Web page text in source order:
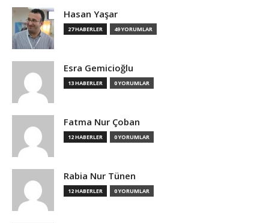
Hasan Yaşar
27 HABERLER 49 YORUMLAR
Esra Gemicioğlu
13 HABERLER 0 YORUMLAR
Fatma Nur Çoban
12 HABERLER 0 YORUMLAR
Rabia Nur Tünen
12 HABERLER 0 YORUMLAR